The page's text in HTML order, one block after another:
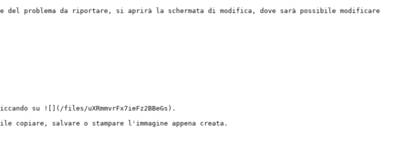
del problema da riportare, si aprirà la schermata di modifica, dove sarà possibile modificare
su ![](/files/uXRmmvrFx7ieFz2BBeGs).
copiare, salvare o stampare l'immagine appena creata.